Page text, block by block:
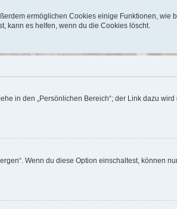
ermöglichen Cookies einige Funktionen, wie
kann es helfen, wenn du die Cookies löscht.
in den „Persönlichen Bereich“; der Link dazu wird
Wenn du diese Option einschaltest, können